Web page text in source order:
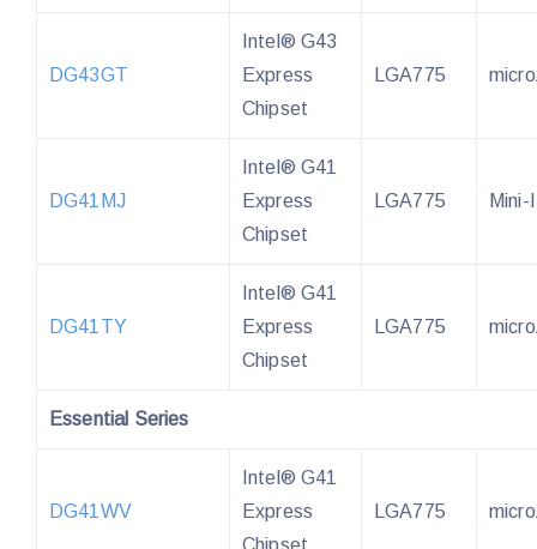
DG43GT
Intel® G43
Express
Chipset
LGA775
DG41MJ
Intel® G41
Express
Chipset
LGA775 Mini-
DG41TY
Intel® G41
Express
Chipset
LGA775
Essential Series
DG41WV
Intel® G41
Express
Chipset
LGA775